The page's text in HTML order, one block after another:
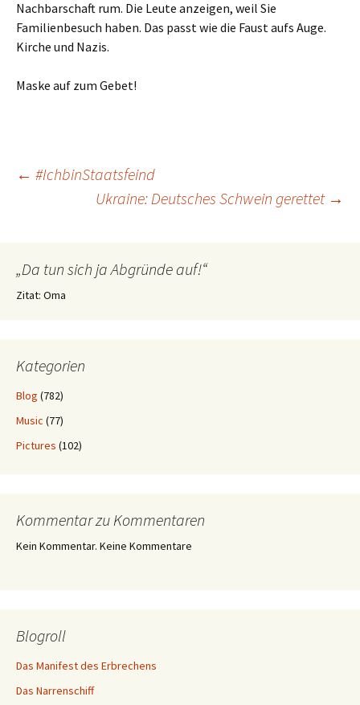
Nachbarschaft rum. Die Leute anzeigen, weil Sie
Familienbesuch haben. Das passt wie die Faust aufs Auge.
Kirche und Nazis.
Maske auf zum Gebet!
Beitragsnavigation
← #IchbinStaatsfeind
Ukraine: Deutsches Schwein gerettet →
„Da tun sich ja Abgründe auf!“
Zitat: Oma
Kategorien
Blog (782)
Music (77)
Pictures (102)
Kommentar zu Kommentaren
Kein Kommentar. Keine Kommentare
Blogroll
Das Manifest des Erbrechens
Das Narrenschiff